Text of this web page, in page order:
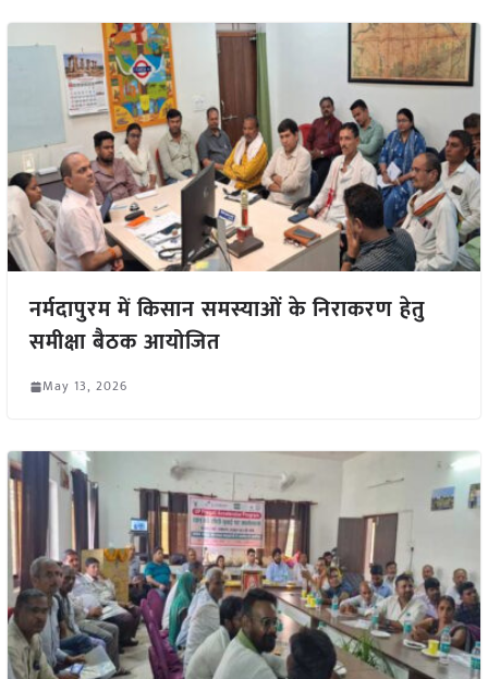
नर्मदापुरम में किसान समस्याओं के निराकरण हेतु
समीक्षा बैठक आयोजित
May 13, 2026